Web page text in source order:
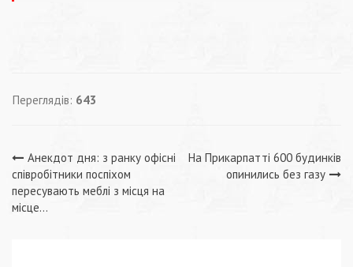
Переглядів: 643
Навігація
записів
Анекдот дня: з ранку офісні
співробітники поспіхом
пересувають меблі з місця на
місце…
На Прикарпатті 600 будинків
опинились без газу